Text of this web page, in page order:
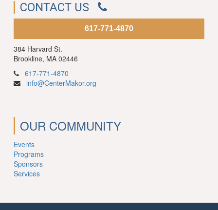
CONTACT US
617-771-4870
384 Harvard St.
Brookline, MA 02446
617-771-4870
info@CenterMakor.org
OUR COMMUNITY
Events
Programs
Sponsors
Services